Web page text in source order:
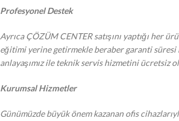
Profesyonel Destek
Ayrıca ÇÖZÜM CENTER satışını yaptığı her
eğitimi yerine getirmekle beraber garanti
anlayaşımız ile teknik servis hizmetini ücretsiz
Kurumsal Hizmetler
Günümüzde büyük önem kazanan ofis